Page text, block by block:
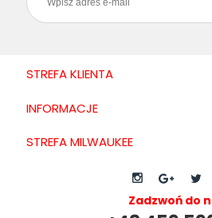
STREFA KLIENTA
INFORMACJE
STREFA MILWAUKEE
Zadzwoń do